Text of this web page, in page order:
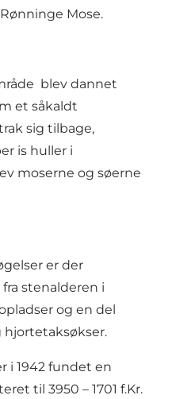
Mose.
blev dannet
et såkaldt
sig tilbage,
is huller i
moserne og søerne
er der
stenalderen i
og en del
hjortetaksøkser.
i 1942 fundet en
til 3950 – 1701 f.Kr.